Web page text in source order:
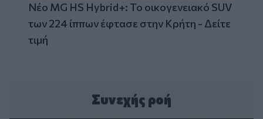
Νέο MG HS Hybrid+: Το οικογενειακό SUV
των 224 ίππων έφτασε στην Κρήτη - Δείτε
τιμή
Συνεχής ροή